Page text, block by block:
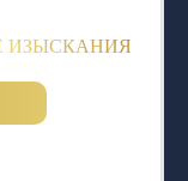
ИЗЫСКАНИЯ